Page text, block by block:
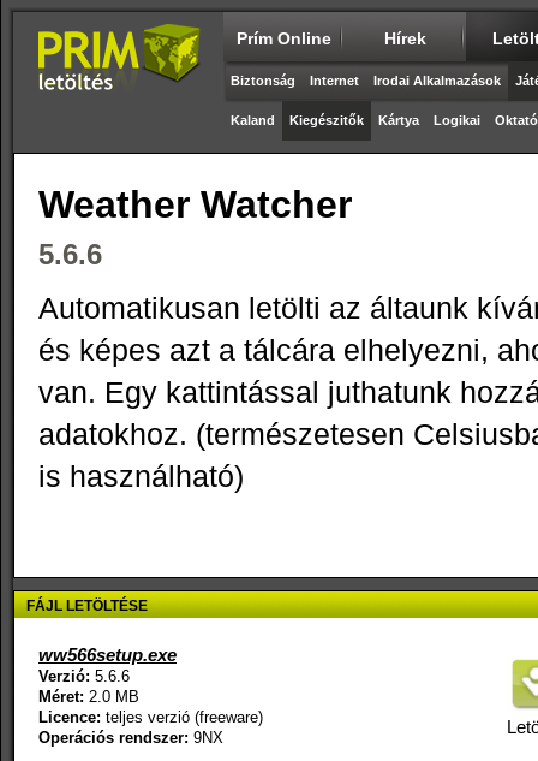
Prím Online Hírek
Biztonság Internet Irodai Alkalmazások
Kaland Kiegészitők Kártya Logikai Oktató
Weather Watcher
5.6.6
Automatikusan letölti az áltaunk
és képes azt a tálcára elhelyezni,
van. Egy kattintással juthatunk
adatokhoz. (természetesen
is használható)
FÁJL LETÖLTÉSE
ww566setup.exe
Verzió: 5.6.6
Méret: 2.0 MB
Licence: teljes verzió (freeware)
Operációs rendszer: 9NX